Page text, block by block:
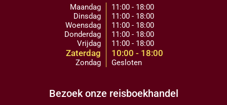
Maandag
Dinsdag
Woensdag
Donderdag
Vrijdag
Zaterdag
Zondag
11:00 - 18:00
11:00 - 18:00
11:00 - 18:00
11:00 - 18:00
11:00 - 18:00
10:00 - 18:00
Gesloten
Bezoek onze reisboekhandel